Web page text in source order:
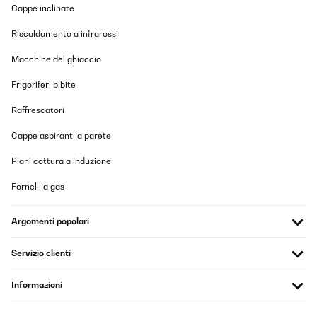
professionelle Hilfe einbauen. Ich empfehle den Einbau aber
Stückchen wiegt.
Cappe inclinate
Riscaldamento a infrarossi
Macchine del ghiaccio
Frigoriferi bibite
Raffrescatori
Cappe aspiranti a parete
Piani cottura a induzione
Fornelli a gas
Argomenti popolari
Servizio clienti
Informazioni